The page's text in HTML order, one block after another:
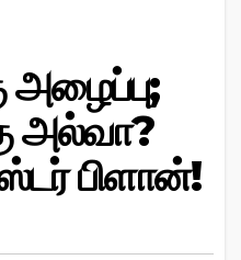
அழைப்பு;
அல்வா?
பிளான்!